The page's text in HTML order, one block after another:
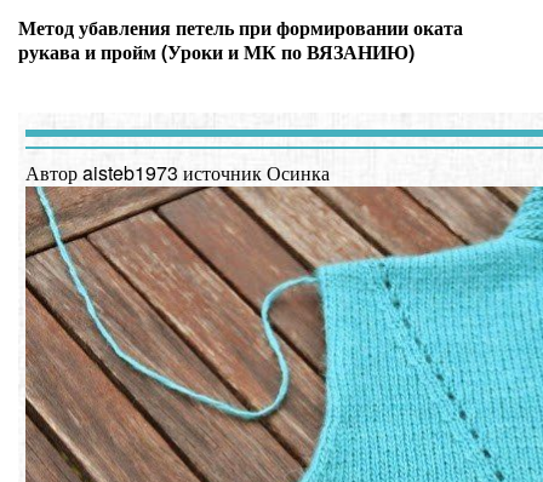
Метод убавления петель при формировании оката
рукава и пройм (Уроки и МК по ВЯЗАНИЮ)
Автор aisteb1973 источник Осинка